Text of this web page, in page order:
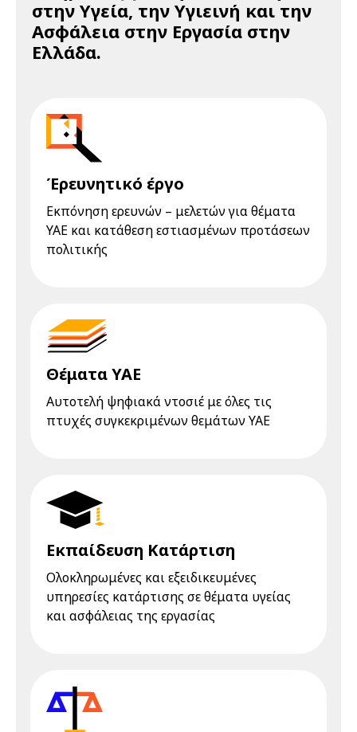
στην Υγεία, την Υγιεινή και την
Ασφάλεια στην Εργασία στην
Ελλάδα.
Έρευνητικό έργο
Εκπόνηση ερευνών – μελετών για θέματα
ΥΑΕ και κατάθεση εστιασμένων προτάσεων
πολιτικής
Θέματα ΥΑΕ
Αυτοτελή ψηφιακά ντοσιέ με όλες τις
πτυχές συγκεκριμένων θεμάτων ΥΑΕ
Εκπαίδευση Κατάρτιση
Ολοκληρωμένες και εξειδικευμένες
υπηρεσίες κατάρτισης σε θέματα υγείας
και ασφάλειας της εργασίας